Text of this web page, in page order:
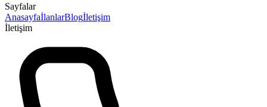
Sayfalar
AnasayfaİlanlarBlogİletişim
İletişim